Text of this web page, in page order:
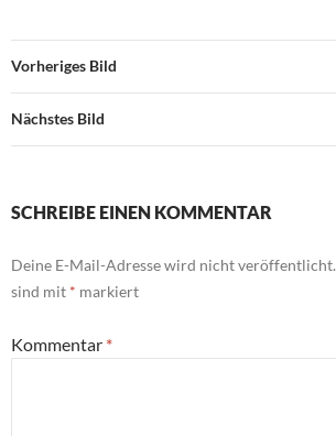
Vorheriges Bild
Nächstes Bild
SCHREIBE EINEN KOMMENTAR
Deine E-Mail-Adresse wird nicht veröffentlicht.
sind mit * markiert
Kommentar *